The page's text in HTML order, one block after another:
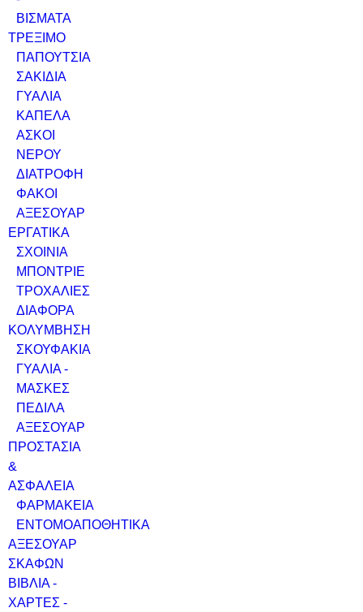
ΒΙΣΜΑΤΑ
ΤΡΕΞΙΜΟ
ΠΑΠΟΥΤΣΙΑ
ΣΑΚΙΔΙΑ
ΓΥΑΛΙΑ
ΚΑΠΕΛΑ
ΑΣΚΟΙ
ΝΕΡΟΥ
ΔΙΑΤΡΟΦΗ
ΦΑΚΟΙ
ΑΞΕΣΟΥΑΡ
ΕΡΓΑΤΙΚΑ
ΣΧΟΙΝΙΑ
ΜΠΟΝΤΡΙΕ
ΤΡΟΧΑΛΙΕΣ
ΔΙΑΦΟΡΑ
ΚΟΛΥΜΒΗΣΗ
ΣΚΟΥΦΑΚΙΑ
ΓΥΑΛΙΑ -
ΜΑΣΚΕΣ
ΠΕΔΙΛΑ
ΑΞΕΣΟΥΑΡ
ΠΡΟΣΤΑΣΙΑ
&
ΑΣΦΑΛΕΙΑ
ΦΑΡΜΑΚΕΙΑ
ΕΝΤΟΜΟΑΠΟΘΗΤΙΚΑ
ΑΞΕΣΟΥΑΡ
ΣΚΑΦΩΝ
ΒΙΒΛΙΑ -
ΧΑΡΤΕΣ -